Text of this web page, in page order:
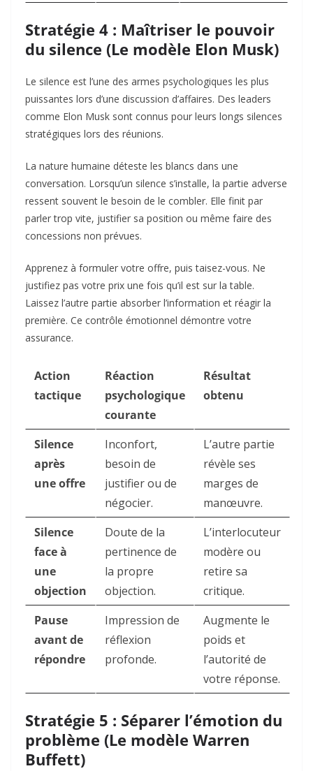
Stratégie 4 : Maîtriser le pouvoir
du silence (Le modèle Elon Musk)
Le silence est l’une des armes psychologiques les plus
puissantes lors d’une discussion d’affaires. Des leaders
comme Elon Musk sont connus pour leurs longs silences
stratégiques lors des réunions.
La nature humaine déteste les blancs dans une
conversation. Lorsqu’un silence s’installe, la partie adverse
ressent souvent le besoin de le combler. Elle finit par
parler trop vite, justifier sa position ou même faire des
concessions non prévues.
Apprenez à formuler votre offre, puis taisez-vous. Ne
justifiez pas votre prix une fois qu’il est sur la table.
Laissez l’autre partie absorber l’information et réagir la
première. Ce contrôle émotionnel démontre votre
assurance.
Action
tactique
Réaction
psychologique
courante
Résultat
obtenu
Silence
après
une offre
Inconfort,
besoin de
justifier ou de
négocier.
L’autre partie
révèle ses
marges de
manœuvre.
Silence
face à
une
objection
Doute de la
pertinence de
la propre
objection.
L’interlocuteur
modère ou
retire sa
critique.
Pause
avant de
répondre
Impression de
réflexion
profonde.
Augmente le
poids et
l’autorité de
votre réponse.
Stratégie 5 : Séparer l’émotion du
problème (Le modèle Warren
Buffett)